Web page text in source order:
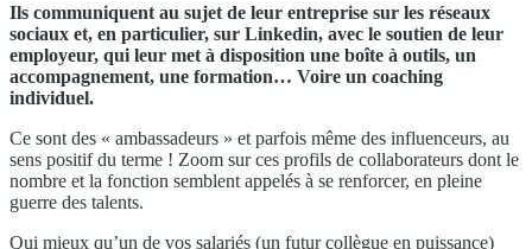
Ils communiquent au sujet de leur entreprise sur les réseaux
sociaux et, en particulier, sur Linkedin, avec le soutien de leur
employeur, qui leur met à disposition une boîte à outils, un
accompagnement, une formation… Voire un coaching
individuel.
Ce sont des « ambassadeurs » et parfois même des influenceurs, au
sens positif du terme ! Zoom sur ces profils de collaborateurs dont le
nombre et la fonction semblent appelés à se renforcer, en pleine
guerre des talents.
Qui mieux qu’un de vos salariés (un futur collègue en puissance)